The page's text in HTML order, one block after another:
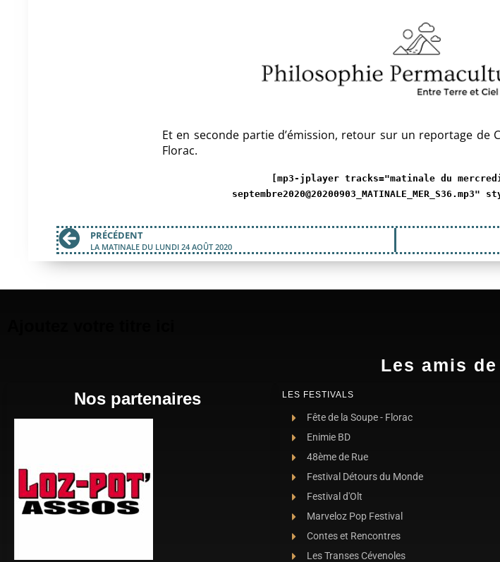
Et en seconde partie d’émission, retour sur un reportage de
Florac.
[mp3-jplayer tracks="matinale du
septembre2020@20200903_MATINALE_MER_S36.mp3"
PRÉCÉDENT
LA MATINALE DU LUNDI 24 AOÛT 2020
Les amis
Nos partenaires LES FESTIVALS
Fête de la Soupe - Florac
Enimie BD
48ème de Rue
Festival Détours du Monde
Festival d'Olt
Marveloz Pop Festival
Contes et Rencontres
Les Transes Cévenoles